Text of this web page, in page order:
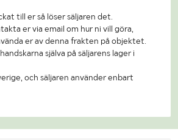
till er så löser säljaren det.
er via email om hur ni vill göra,
er av denna frakten på objektet.
själva på säljarens lager i
och säljaren använder enbart